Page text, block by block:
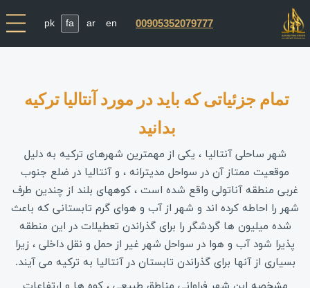
00905352079777
en
ar
fa
pk
بدانید
شهر ساحلی آنتالیا ، یکی از مهمترین شهرهای ترکیه به دلیل
موقعیت ممتاز آن در سواحل مدیترانه ، و آنتالیا در ضلع جنوب
غربی منطقه آناتولی واقع شده است ، کوههای بلند از چندین طرف
شهر را احاطه کرده اند و شهر از آب و هوای گرم تابستانی که باعث
شده میلیون ها گردشگر را برای گذراندن تعطیلات در این منطقه
پذیرا شود آب و هوا در سواحل شهر غیر از حمل و نقل داخلی ، زیرا
بسیاری از آنها برای گذراندن تابستان در آنتالیا به ترکیه می آیند.